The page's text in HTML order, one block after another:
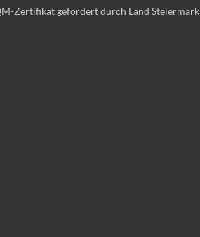
Zertifikat gefördert durch Land Steiermark